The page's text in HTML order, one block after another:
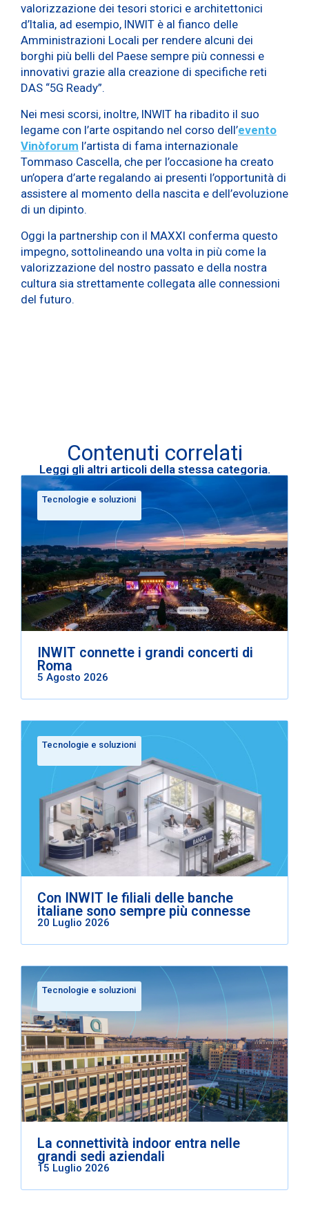
valorizzazione dei tesori storici e architettonici
d’Italia, ad esempio, INWIT è al fianco delle
Amministrazioni Locali per rendere alcuni dei
borghi più belli del Paese sempre più connessi e
innovativi grazie alla creazione di specifiche reti
DAS “5G Ready”.
Nei mesi scorsi, inoltre, INWIT ha ribadito il suo
legame con l’arte ospitando nel corso dell’evento
Vinòforum l’artista di fama internazionale
Tommaso Cascella, che per l’occasione ha creato
un’opera d’arte regalando ai presenti l’opportunità di
assistere al momento della nascita e dell’evoluzione
di un dipinto.
Oggi la partnership con il MAXXI conferma questo
impegno, sottolineando una volta in più come la
valorizzazione del nostro passato e della nostra
cultura sia strettamente collegata alle connessioni
del futuro.
Contenuti correlati
Leggi gli altri articoli della stessa categoria.
Tecnologie e soluzioni
INWIT connette i grandi concerti di
Roma
5 Agosto 2026
Tecnologie e soluzioni
Con INWIT le filiali delle banche
italiane sono sempre più connesse
20 Luglio 2026
Tecnologie e soluzioni
La connettività indoor entra nelle
grandi sedi aziendali
15 Luglio 2026